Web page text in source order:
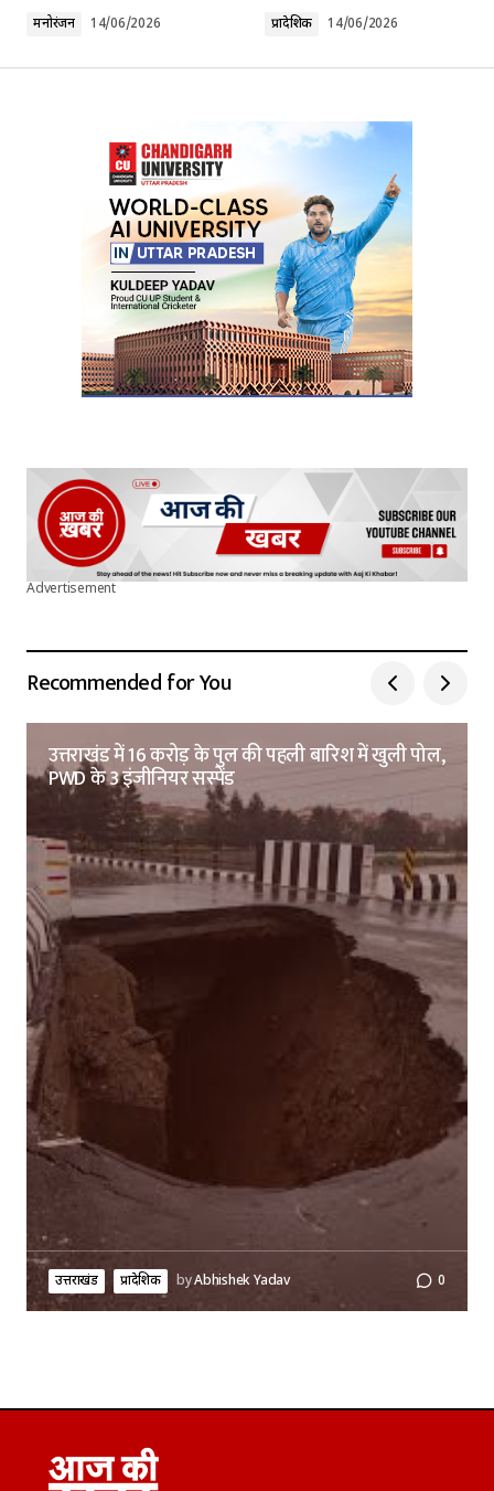
Your E-mail*
Submit Comment
मनोरंजन 14/06/2026 प्रादेशिक 14/06/2026
Advertisement
Recommended for You
उत्तराखंड में 16 करोड़ के पुल की पहली बारिश में खुली पोल,
PWD के 3 इंजीनियर सस्पेंड
उत्तराखंड प्रादेशिक byAbhishek Yadav 0